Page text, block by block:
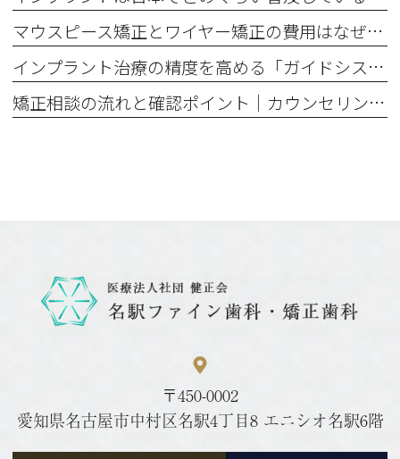
マウスピース矯正とワイヤー矯正の費用はなぜ高い？ 値段が高くなる理由
インプラント治療の精度を高める「ガイドシステム」とは？ 仕組みとメリットを紹介
矯正相談の流れと確認ポイント｜カウンセリングで聞くこと・何をする？
〒450-0002
愛知県名古屋市中村区名駅4丁目8 エニシオ名駅6階